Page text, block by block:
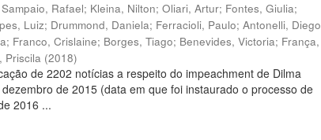
Sampaio, Rafael; Kleina, Nilton;Oliari, Artur; Fontes, Giulia;
Luiz; Drummond, Daniela; Ferracioli, Paulo;Antonelli, Diego
; Franco, Crislaine; Borges, Tiago; Benevides, Victoria; França,
Priscila (2018)
de 2202 notícias a respeito do impeachment de Dilma
de 2015 (data em que foi instaurado o processo de
2016 ...